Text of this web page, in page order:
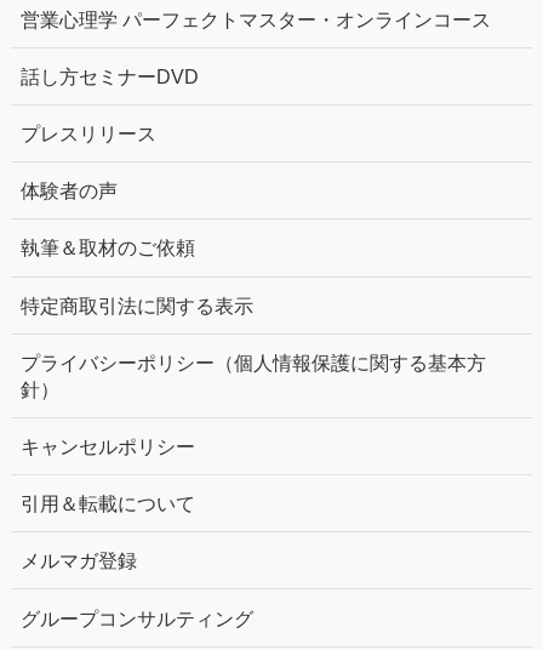
営業心理学 パーフェクトマスター・オンラインコース
話し方セミナーDVD
プレスリリース
体験者の声
執筆＆取材のご依頼
特定商取引法に関する表示
プライバシーポリシー（個人情報保護に関する基本方
針）
キャンセルポリシー
引用＆転載について
メルマガ登録
グループコンサルティング